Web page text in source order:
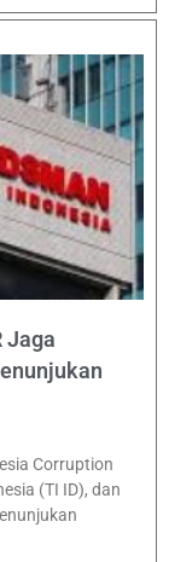
Jaga
Corruption
(TI ID), dan